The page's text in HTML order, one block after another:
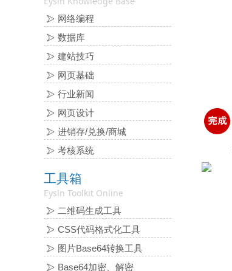
网络编程
数据库
建站技巧
网页基础
行业新闻
网页设计
进销存/兑换/商城
考核系统
工具箱
Eysln Toolkit Online
二维码生成工具
CSS代码格式化工具
图片Base64转换工具
Base64加密、解密